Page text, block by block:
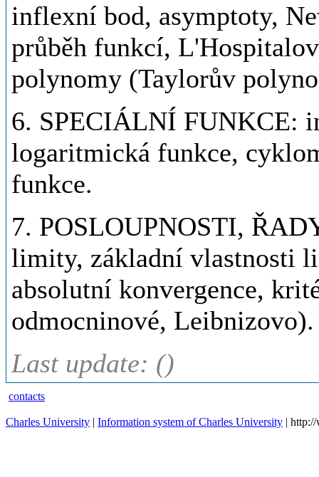
inflexní bod, asymptoty,
průběh funkcí,
polynomy (Taylorův
6. SPECIÁLNÍ FUNKCE:
logaritmická funkce,
funkce.
7. POSLOUPNOSTI,
limity, základní vlastnosti
absolutní konvergence,
odmocninové, Leibnizovo).
Last update: ()
contacts
Charles University | Information system of Charles University |